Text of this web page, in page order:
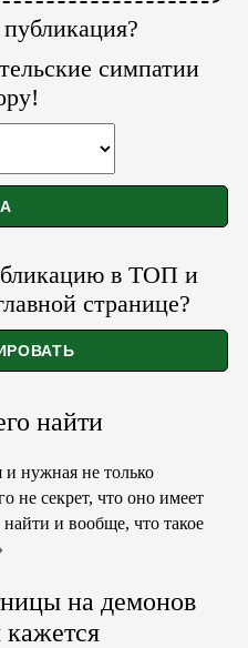
симпатии
в ТОП и
странице?
найти
нужная не только
не секрет, что оно имеет
найти и вообще, что такое
на демонов